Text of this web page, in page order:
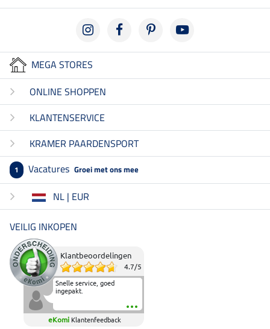
MEGA STORES
ONLINE SHOPPEN
KLANTENSERVICE
KRAMER PAARDENSPORT
1 Vacatures Groei met ons mee
NL | EUR
VEILIG INKOPEN
Klantbeoordelingen
4.7/5
Snelle service, goed
ingepakt.
eKomi Klantenfeedback